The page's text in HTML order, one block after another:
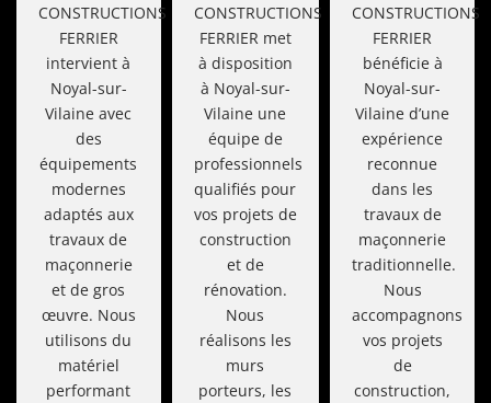
CONSTRUCTIONS
FERRIER
intervient à
Noyal-sur-
Vilaine avec
des
équipements
modernes
adaptés aux
travaux de
maçonnerie
et de gros
œuvre. Nous
utilisons du
matériel
performant
CONSTRUCTIONS
FERRIER met
à disposition
à Noyal-sur-
Vilaine une
équipe de
professionnels
qualifiés pour
vos projets de
construction
et de
rénovation.
Nous
réalisons les
murs
porteurs, les
CONSTRUCTIONS
FERRIER
bénéficie à
Noyal-sur-
Vilaine d’une
expérience
reconnue
dans les
travaux de
maçonnerie
traditionnelle.
Nous
accompagnons
vos projets
de
construction,